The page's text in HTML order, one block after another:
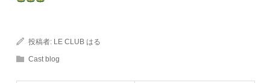
投稿者: LE CLUB はる
Cast blog